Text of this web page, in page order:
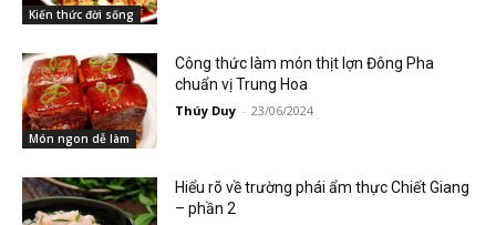
Kiến thức đời sống
Món ngon dễ làm
Công thức làm món thịt lợn Đông Pha
chuẩn vị Trung Hoa
Thúy Duy - 23/06/2024
Hiểu rõ về trường phái ẩm thực Chiết Giang
– phần 2